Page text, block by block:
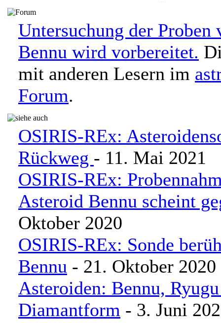
Untersuchung der Proben
Bennu wird vorbereitet.
mit anderen Lesern im
Forum.
OSIRIS-REx:
Rückweg - 11. Mai 2021
OSIRIS-REx:
Asteroid Bennu scheint
Oktober 2020
OSIRIS-REx: Sonde
Bennu - 21. Oktober 2020
Asteroiden: Bennu,
Diamantform - 3. Juni